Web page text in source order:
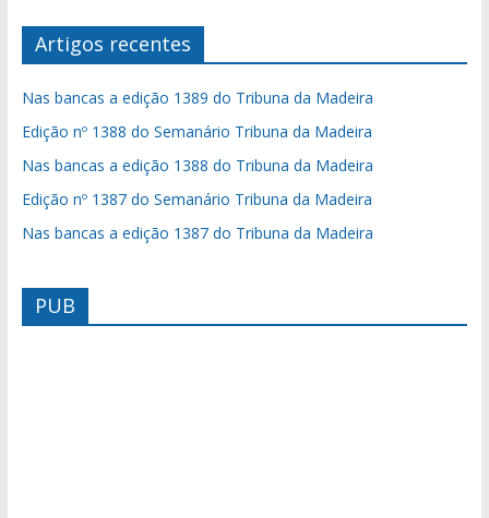
Artigos recentes
Nas bancas a edição 1389 do Tribuna da Madeira
Edição nº 1388 do Semanário Tribuna da Madeira
Nas bancas a edição 1388 do Tribuna da Madeira
Edição nº 1387 do Semanário Tribuna da Madeira
Nas bancas a edição 1387 do Tribuna da Madeira
PUB